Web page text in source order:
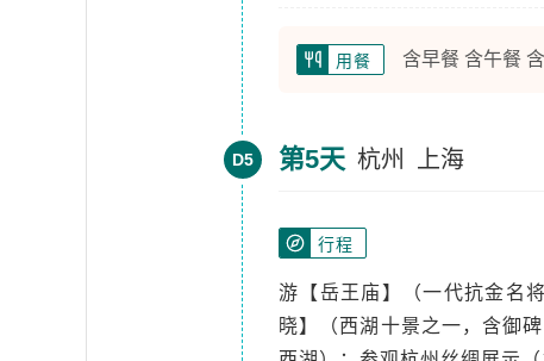
用餐 含早餐 含午餐
D5 第5天 杭州 上海
行程
游【岳王庙】（一代抗金名
晓】（西湖十景之一，含御